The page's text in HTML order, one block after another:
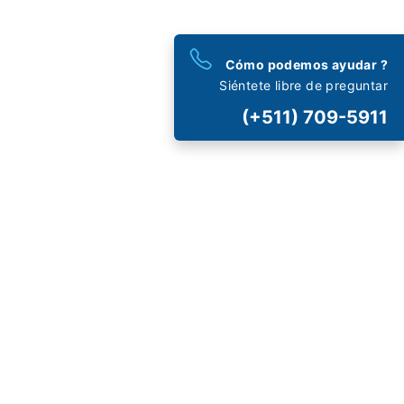
Cómo podemos ayudar ?
Siéntete libre de preguntar
(+511) 709-5911